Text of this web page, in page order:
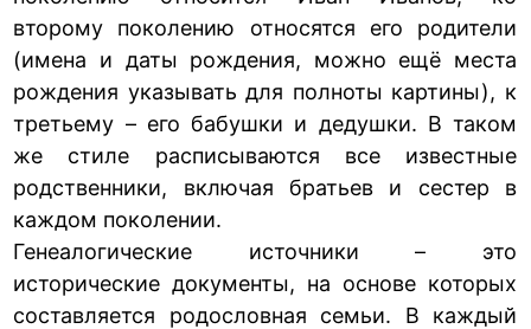
второму поколению относятся его родители
(имена и даты рождения, можно ещё места
рождения указывать для полноты картины), к
третьему – его бабушки и дедушки. В таком
же стиле расписываются все известные
родственники, включая братьев и сестер в
каждом поколении.
Генеалогические источники – это
исторические документы, на основе которых
составляется родословная семьи. В каждый